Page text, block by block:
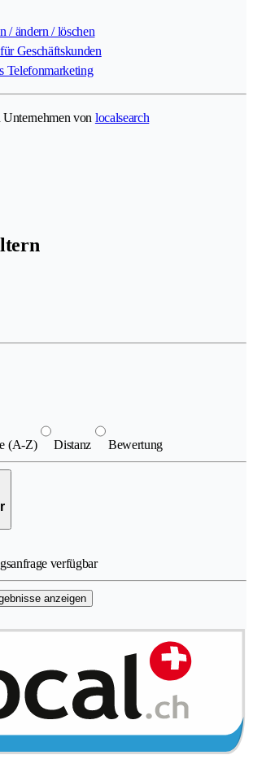
/ ändern / löschen
Geschäftskunden
Telefonmarketing
von localsearch
(A-Z) Distanz Bewertung
verfügbar
anzeigen